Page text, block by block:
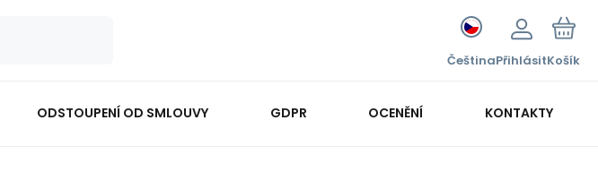
ČeštinaPřihlásitKošík
ODSTOUPENÍ OD SMLOUVY GDPR OCENĚNÍ KONTAKTY